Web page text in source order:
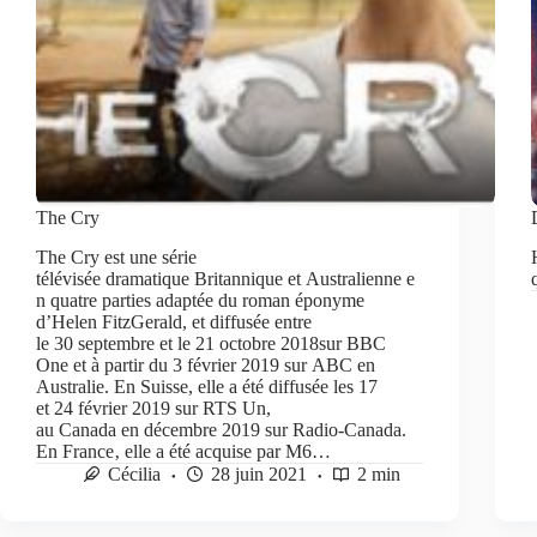
The Cry
The Cry est une série
télévisée dramatique Britannique et Australienne e
n quatre parties adaptée du roman éponyme
d’Helen FitzGerald, et diffusée entre
le 30 septembre et le 21 octobre 2018sur BBC
One et à partir du 3 février 2019 sur ABC en
Australie. En Suisse, elle a été diffusée les 17
et 24 février 2019 sur RTS Un,
au Canada en décembre 2019 sur Radio-Canada.
En France‚ elle a été acquise par M6…
Cécilia
28 juin 2021 2 min